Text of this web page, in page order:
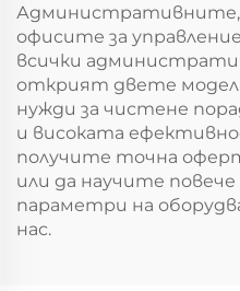
офисите за
всички
открият двете
нужди за чистене
и високата
получите точна
или да научите
параметри на
нас.